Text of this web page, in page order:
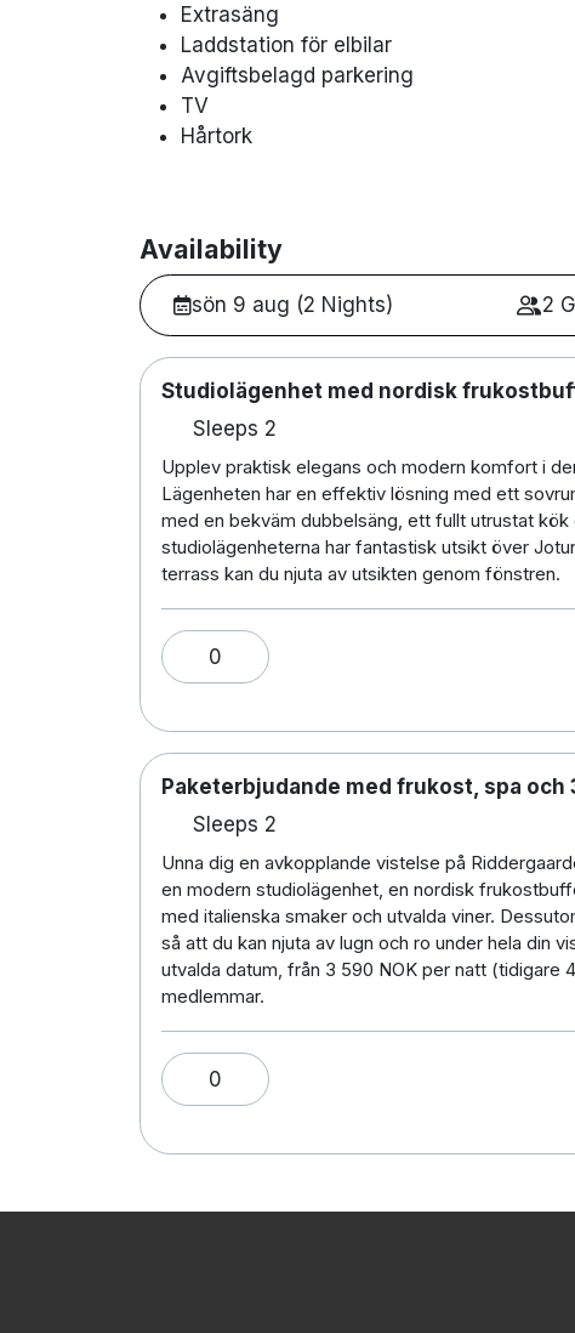
Extrasäng
Laddstation för elbilar
Avgiftsbelagd parkering
TV
Hårtork
Availability
sön 9 aug (2 Nights) 2
Studiolägenhet med nordisk
Sleeps 2
Upplev praktisk elegans och modern komfort i
Lägenheten har en effektiv lösning med ett
med en bekväm dubbelsäng, ett fullt utrustat
studiolägenheterna har fantastisk utsikt över
terrass kan du njuta av utsikten genom fönstren.
0
Paketerbjudande med frukost, spa
Sleeps 2
Unna dig en avkopplande vistelse på
en modern studiolägenhet, en nordisk
med italienska smaker och utvalda viner.
så att du kan njuta av lugn och ro under hela din
utvalda datum, från 3 590 NOK per natt
medlemmar.
0